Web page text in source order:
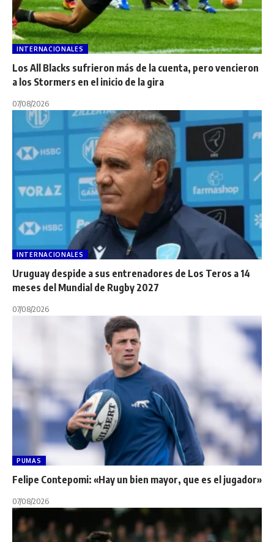
INTERNACIONALES
Los All Blacks sufrieron más de la cuenta, pero vencieron
a los Stormers en el inicio de la gira
07/08/2026
INTERNACIONALES
Uruguay despide a sus entrenadores de Los Teros a 14
meses del Mundial de Rugby 2027
07/08/2026
PUMAS
Felipe Contepomi: «Hay un bien mayor, que es el jugador»
07/08/2026